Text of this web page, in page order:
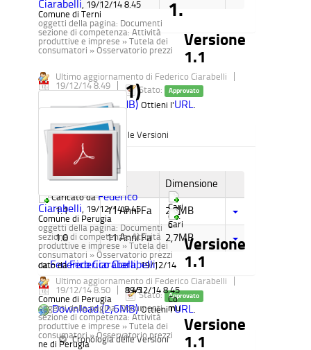
Ciarabelli , 19/12/14 8.45
Comune di Terni
oggetti della pagina: Documenti
sezione di competenza: Attività
produttive e imprese » Tutela dei
consumatori » Osservatorio prezzi
Versione
1.1
Ultimo aggiornamento di Federico Ciarabelli
19/12/14 8.49
Stato: Approvato
Download (2,7MB) Ottieni l'URL
Cronologia delle Versioni
Versione Data Dimensione
1.1 11 Anni Fa 2,7MB
1.0 11 Anni Fa 2,7MB
Caricato daFederico
Ciarabelli, 19/12/14 8.45
Comune di Perugia
oggetti della pagina:Documenti
sezione di competenza:Attività
produttive e imprese » Tutela dei
consumatori » Osservatorio prezzi
Versione
1.1
Ultimo aggiornamento di Federico Ciarabelli
19/12/14 8.50
Stato: Approvato
Download (2,6MB) Ottieni l'URL.
Cronologia delle Versioni
Cari
cat
o
daFederico Ciarabelli, 19/12/14
8.45
Comune di Perugia
oggetti della pagina:Documenti
sezione di competenza: Attività
produttive e imprese » Tutela dei
consumatori » Osservatorio prezzi
Versione
1.1
1.
1)
Cari
cato daFederico Ciarabelli,
19/12/14 8.45
Co
mu
ne di Perugia